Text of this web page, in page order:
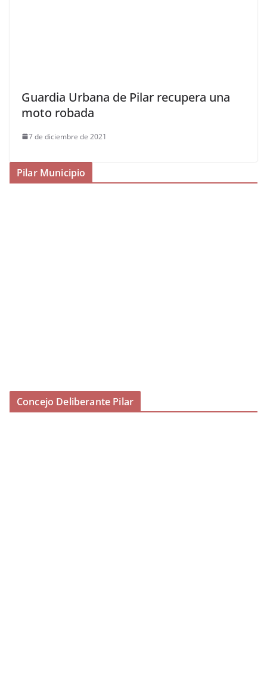
Guardia Urbana de Pilar recupera una
moto robada
7 de diciembre de 2021
Pilar Municipio
Concejo Deliberante Pilar